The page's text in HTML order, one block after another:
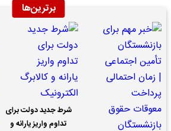
برترین‌ها
شرط جدید دولت برای
تداوم واریز یارانه و